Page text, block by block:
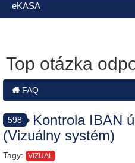
eKASA
Top otázka
FAQ
598
Kontrola IBAN
(Vizuálny systém)
Tagy: VIZUAL